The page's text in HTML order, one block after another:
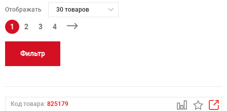
Отображать 30 товаров
1 2 3 4
Фильтр
Код товара: 825179